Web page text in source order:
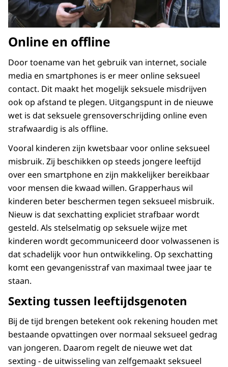
Online en offline
Door toename van het gebruik van internet, sociale
media en smartphones is er meer online seksueel
contact. Dit maakt het mogelijk seksuele misdrijven
ook op afstand te plegen. Uitgangspunt in de nieuwe
wet is dat seksuele grensoverschrijding online even
strafwaardig is als offline.
Vooral kinderen zijn kwetsbaar voor online seksueel
misbruik. Zij beschikken op steeds jongere leeftijd
over een smartphone en zijn makkelijker bereikbaar
voor mensen die kwaad willen. Grapperhaus wil
kinderen beter beschermen tegen seksueel misbruik.
Nieuw is dat sexchatting expliciet strafbaar wordt
gesteld. Als stelselmatig op seksuele wijze met
kinderen wordt gecommuniceerd door volwassenen is
dat schadelijk voor hun ontwikkeling. Op sexchatting
komt een gevangenisstraf van maximaal twee jaar te
staan.
Sexting tussen leeftijdsgenoten
Bij de tijd brengen betekent ook rekening houden met
bestaande opvattingen over normaal seksueel gedrag
van jongeren. Daarom regelt de nieuwe wet dat
sexting - de uitwisseling van zelfgemaakt seksueel